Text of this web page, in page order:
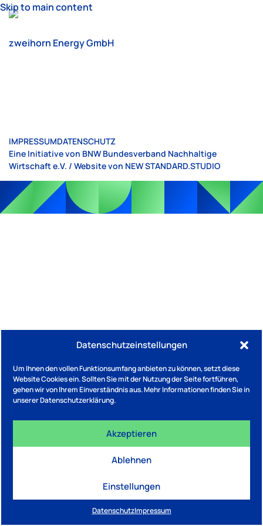
Datenschutzeinstellungen
Um Ihnen den vollen Funktionsumfang anbieten zu können, setzt diese
Website Cookies ein. Sollten Sie mit der Nutzung der Seite fortführen,
gehen wir von Ihrem Einverständnis aus. Mehr Informationen finden Sie in
unserer Datenschutzerklärung.
Akzeptieren
Ablehnen
Einstellungen
DatenschutzImpressum
Skip to main content
zweihorn Energy GmbH
IMPRESSUMDATENSCHUTZ
Eine Initiative von BNW Bundesverband Nachhaltige
Wirtschaft e.V. / Website von NEW STANDARD.STUDIO